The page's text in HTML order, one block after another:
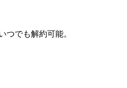
つでも解約可能。